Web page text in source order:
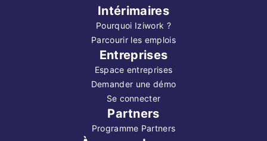
Intérimaires
Pourquoi Iziwork ?
Parcourir les emplois
Entreprises
Espace entreprises
Demander une démo
Se connecter
Partners
Programme Partners